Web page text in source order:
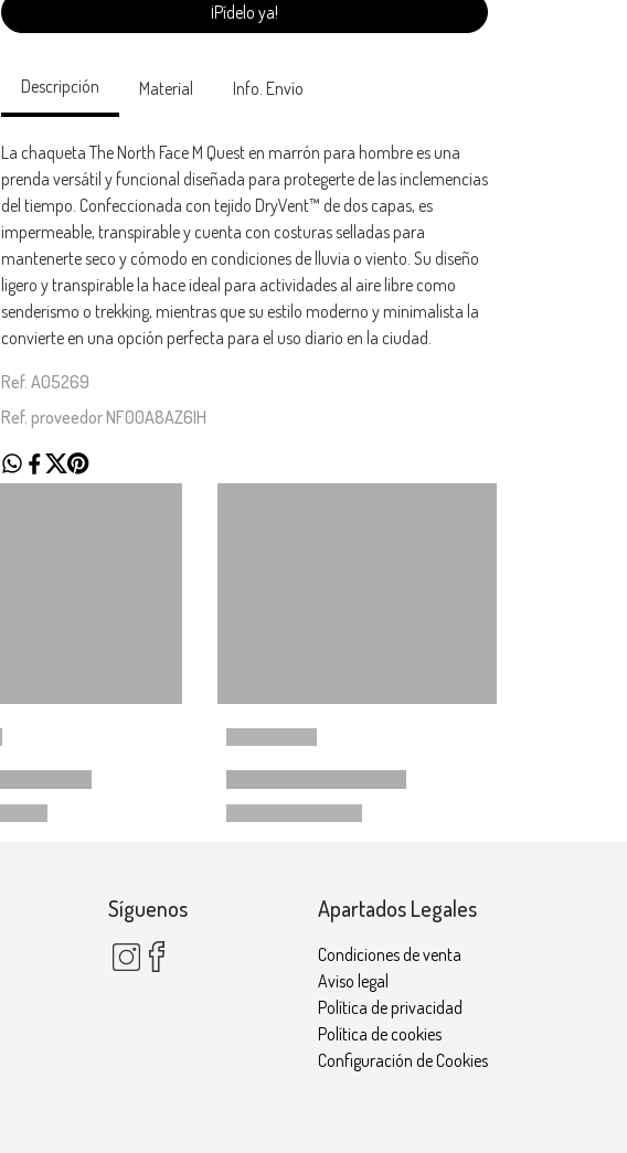
¡Pídelo ya!
Descripción Material Info. Envío
La chaqueta The North Face M Quest en marrón para hombre es una
prenda versátil y funcional diseñada para protegerte de las inclemencias
del tiempo. Confeccionada con tejido DryVent™ de dos capas, es
impermeable, transpirable y cuenta con costuras selladas para
mantenerte seco y cómodo en condiciones de lluvia o viento. Su diseño
ligero y transpirable la hace ideal para actividades al aire libre como
senderismo o trekking, mientras que su estilo moderno y minimalista la
convierte en una opción perfecta para el uso diario en la ciudad.
Ref. A05269
Ref. proveedor NF00A8AZ6IH
Síguenos Apartados Legales
Condiciones de venta
Aviso legal
Política de privacidad
Política de cookies
Configuración de Cookies